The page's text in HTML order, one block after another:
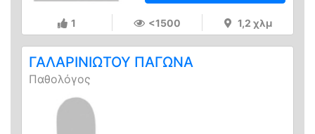
1 <1500 1,2 χλμ
ΓΑΛΑΡΙΝΙΩΤΟΥ ΠΑΓΩΝΑ
Παθολόγος